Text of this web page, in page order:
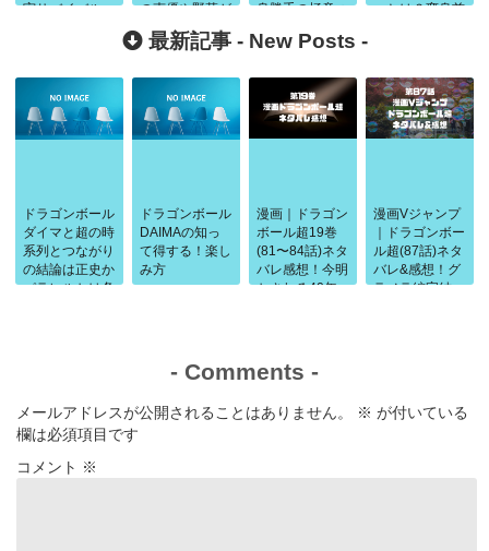
宙サバイバル
の声優や野菜が
由来の名前も調
査
身勝手の極意つ
ーとは？変身前
最新記事 - New Posts -
ドラゴンボール
ダイマと超の時
系列とつながり
の結論は正史か
パラレルかは条
ドラゴンボール
DAIMAの知っ
て得する！楽し
み方
漫画｜ドラゴン
ボール超19巻
(81〜84話)ネタ
バレ感想！今明
かされる40年
漫画Vジャンプ
｜ドラゴンボー
ル超(87話)ネタ
バレ&感想！グ
ラノラ編完結
- Comments -
メールアドレスが公開されることはありません。 ※ が付いている
欄は必須項目です
コメント ※